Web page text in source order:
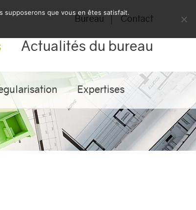
Bureau Contact
Expertises
Actualités du bureau
supposerons que vous en êtes satisfait.